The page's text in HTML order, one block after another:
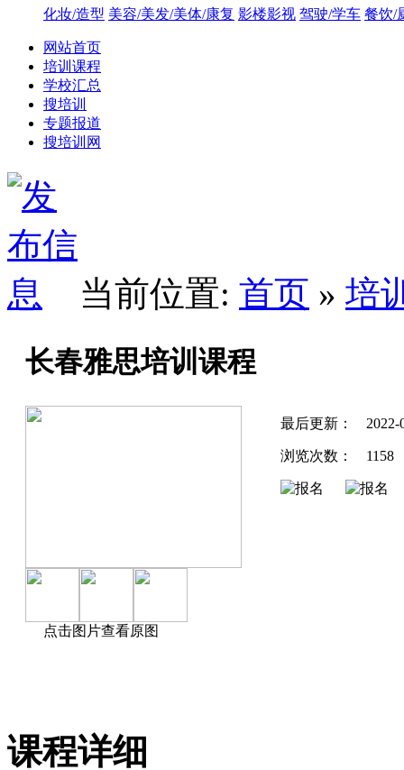
化妆/造型 美容/美发/美体/康复 影楼影视 驾驶/学车 餐饮/
网站首页
培训课程
学校汇总
搜培训
专题报道
搜培训网
当前位置: 首页 » 培
长春雅思培训课程
点击图片查看原图
最后更新： 2022-
浏览次数： 1158
课程详细